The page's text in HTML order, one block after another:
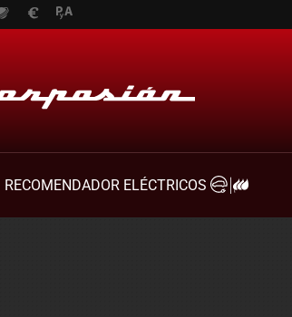
RECOMENDADOR ELÉCTRICOS